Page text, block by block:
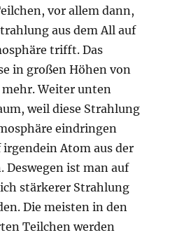
vor allem dann,
aus dem All auf
trifft. Das
in großen Höhen von
Weiter unten
weil diese Strahlung
eindringen
Atom aus der
ist man auf
stärkerer Strahlung
Die meisten in den
Teilchen werden